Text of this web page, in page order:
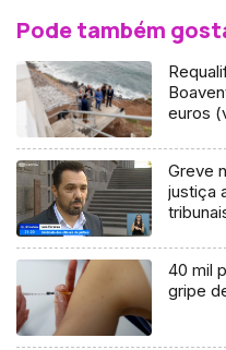
Pode também
euros
Greve
justiça
40 mil
gripe